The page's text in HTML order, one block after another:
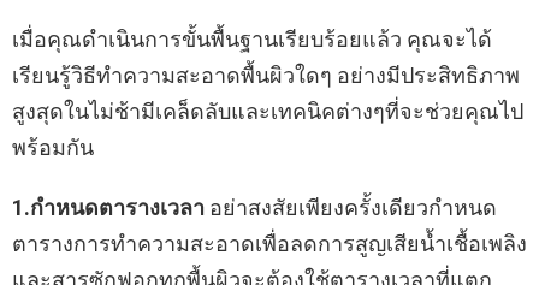
เมื่อคุณดำเนินการขั้นพื้นฐานเรียบร้อยแล้ว คุณจะได้
เรียนรู้วิธีทำความสะอาดพื้นผิวใดๆ อย่างมีประสิทธิภาพ
สูงสุดในไม่ช้ามีเคล็ดลับและเทคนิคต่างๆที่จะช่วยคุณไป
พร้อมกัน
1.กำหนดตารางเวลา อย่าสงสัยเพียงครั้งเดียวกำหนด
ตารางการทำความสะอาดเพื่อลดการสูญเสียน้ำเชื้อเพลิง
และสารซักฟอกทุกพื้นผิวจะต้องใช้ตารางเวลาที่แตก